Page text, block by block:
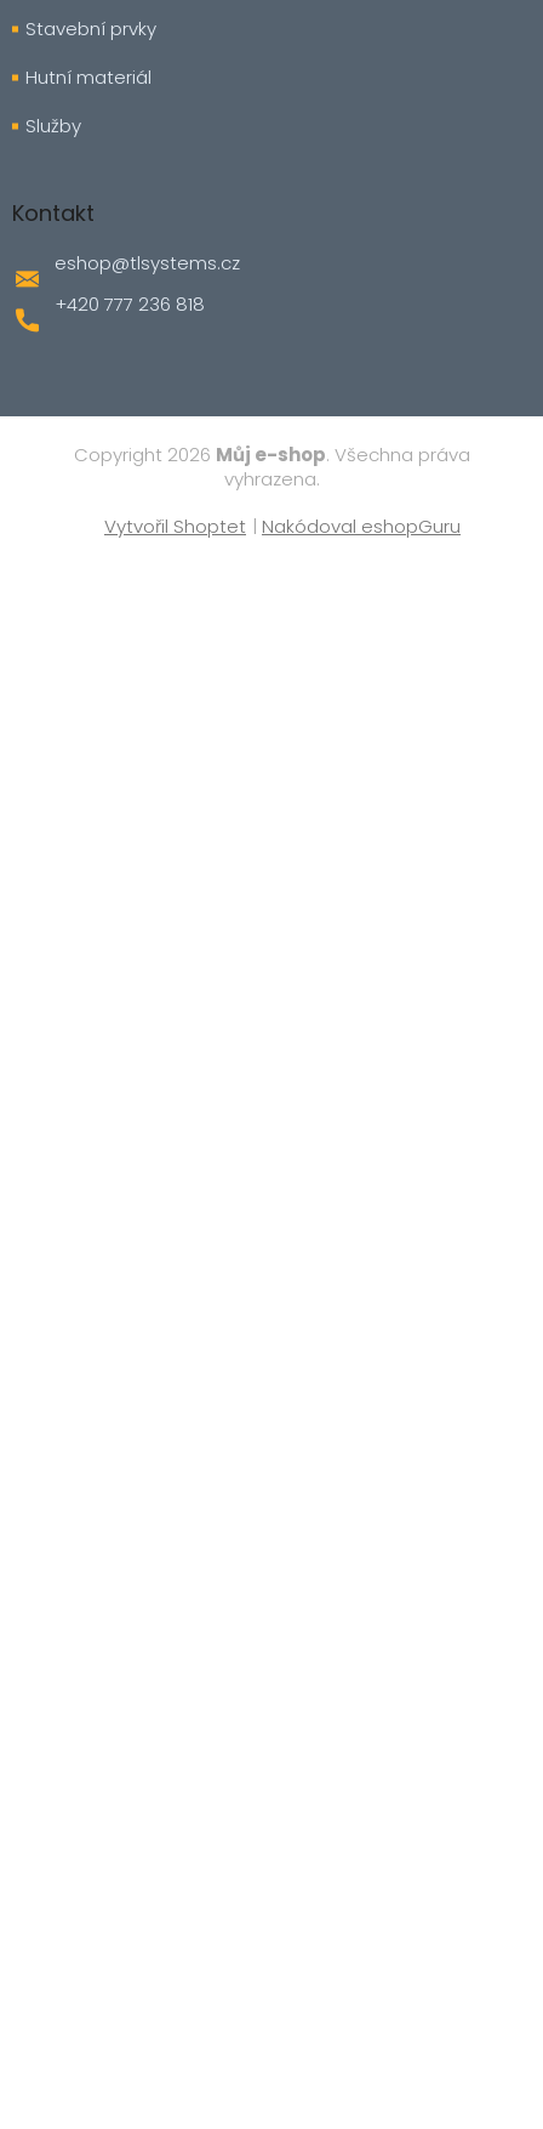
Stavební prvky
Hutní materiál
Služby
Kontakt
eshop@tlsystems.cz
+420 777 236 818
Vytvořil Shoptet | Nakódoval eshopGuru
Copyright 2026 Můj e-shop. Všechna práva
vyhrazena.